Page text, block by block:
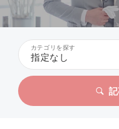
カテゴリを探す
指定なし